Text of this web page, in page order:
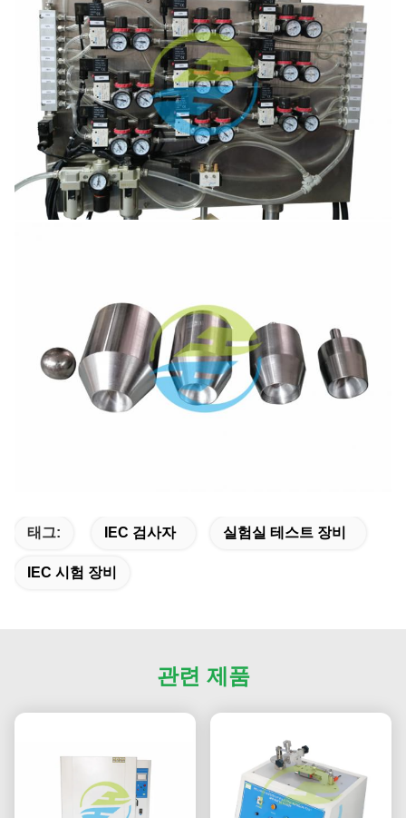
태그: IEC 검사자 실험실 테스트 장비
IEC 시험 장비
관련 제품